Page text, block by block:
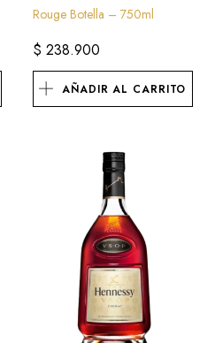
Rouge Botella – 750ml
$ 238.900
AÑADIR AL CARRITO